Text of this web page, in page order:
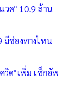
วค" 10.9 ล้าน
มีช่องทางไหน
วิด"เพิ่ม เช็กอัพ